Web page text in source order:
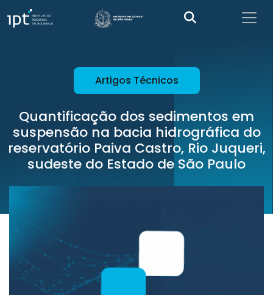
Artigos Técnicos
Quantificação dos sedimentos em
suspensão na bacia hidrográfica do
reservatório Paiva Castro, Rio Juqueri,
sudeste do Estado de São Paulo